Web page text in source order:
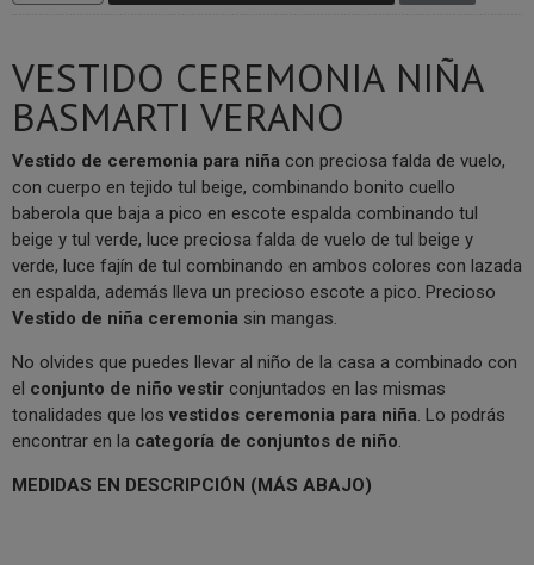
VESTIDO CEREMONIA NIÑA
BASMARTI VERANO
Vestido de ceremonia para niña con preciosa falda de vuelo,
con cuerpo en tejido tul beige, combinando bonito cuello
baberola que baja a pico en escote espalda combinando tul
beige y tul verde, luce preciosa falda de vuelo de tul beige y
verde, luce fajín de tul combinando en ambos colores con lazada
en espalda, además lleva un precioso escote a pico. Precioso
Vestido de niña ceremonia sin mangas.
No olvides que puedes llevar al niño de la casa a combinado con
el conjunto de niño vestir conjuntados en las mismas
tonalidades que los vestidos ceremonia para niña. Lo podrás
encontrar en la categoría de conjuntos de niño.
MEDIDAS EN DESCRIPCIÓN (MÁS ABAJO)